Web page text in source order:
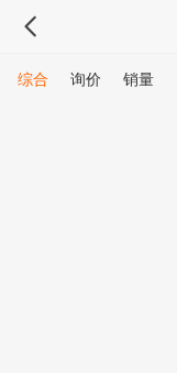
综合 询价 销量